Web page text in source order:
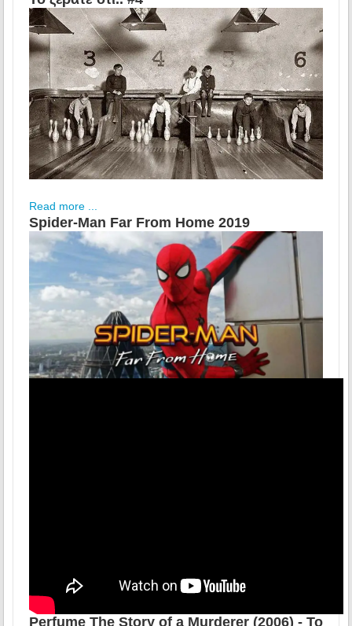
Read more ...
Spider-Man Far From Home 2019
Perfume The Story of a Murderer (2006) - Το